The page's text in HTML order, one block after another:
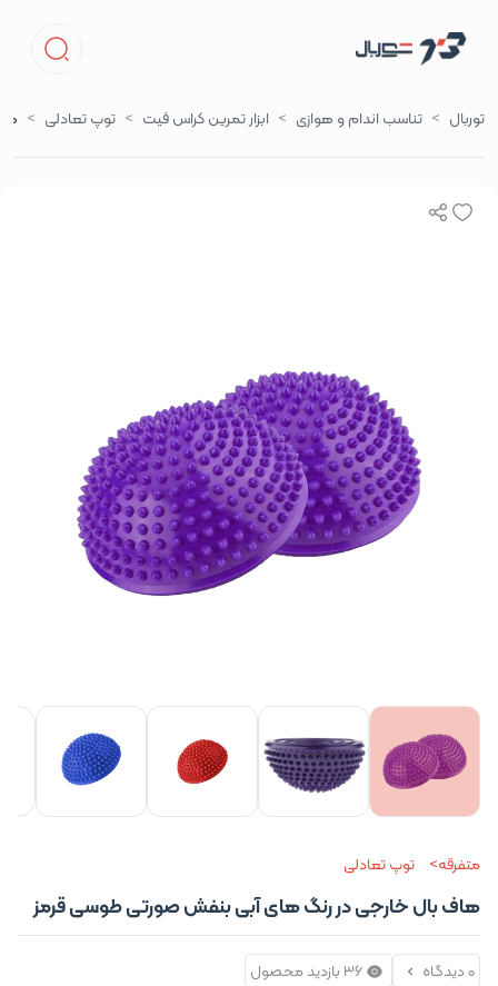
توربال تناسب اندام و هوازی ابزار تمرین کراس فیت توپ تعادلی
متفرقه توپ تعادلی
هاف بال خارجی در رنگ های آبی بنفش صورتی طوسی قرمز
0 دیدگاه 36 بازدید محصول